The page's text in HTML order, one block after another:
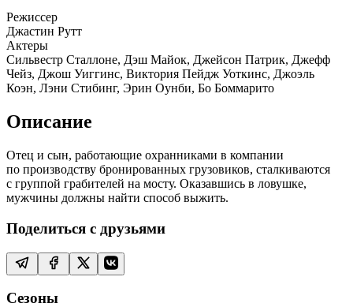
Режиссер
Джастин Рутт
Актеры
Сильвестр Сталлоне, Дэш Майок, Джейсон Патрик, Джефф
Чейз, Джош Уиггинс, Виктория Пейдж Уоткинс, Джоэль
Коэн, Лэни Стибинг, Эрин Оунби, Бо Боммарито
Описание
Отец и сын, работающие охранниками в компании
по производству бронированных грузовиков, сталкиваются
с группой грабителей на мосту. Оказавшись в ловушке,
мужчины должны найти способ выжить.
Поделиться с друзьями
Сезоны